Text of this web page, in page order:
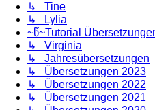
↳ Tine
↳ Lylia
~წ~Tutorial
↳ Virginia
↳ Jahresübersetzungen
↳ Übersetzungen 2023
↳ Übersetzungen 2022
↳ Übersetzungen 2021